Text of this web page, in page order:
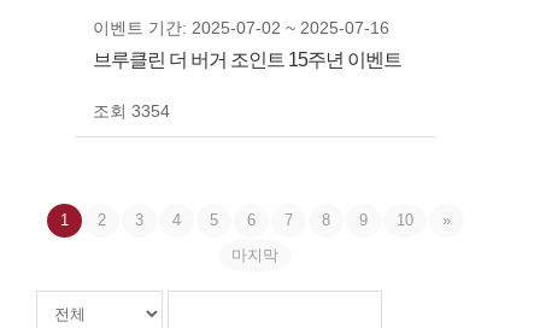
이벤트 기간: 2025-07-02 ~ 2025-07-16
브루클린 더 버거 조인트 15주년 이벤트
조회 3354
1 2 3 4 5 6 7 8 9 10
»
마지막